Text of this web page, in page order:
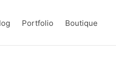
Portfolio Boutique